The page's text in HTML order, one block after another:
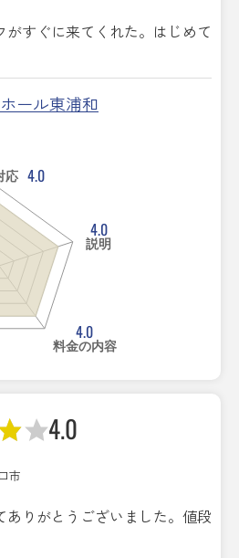
すぐに来てくれた。はじめて
ール東浦和
応 4.0
4.0
説明
4.0
料金の内容
4.0
市
ありがとうございました。値段